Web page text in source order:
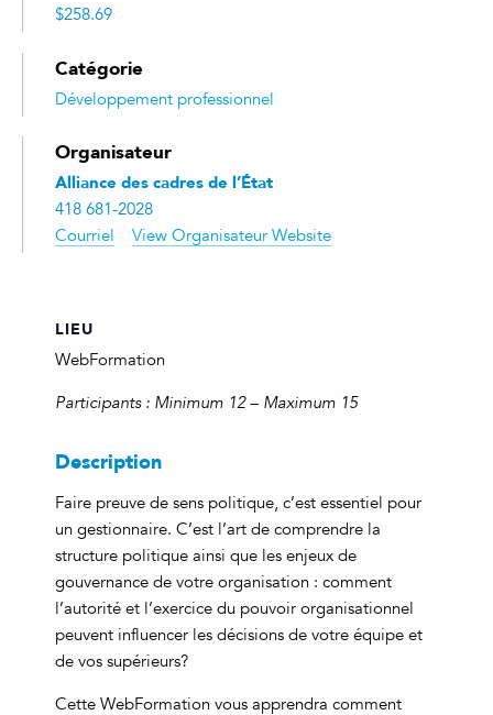
$258.69
Catégorie
Développement professionnel
Organisateur
Alliance des cadres de l’État
418 681-2028
Courriel
View Organisateur Website
LIEU
WebFormation
Participants : Minimum 12 – Maximum 15
Description
Faire preuve de sens politique, c’est essentiel pour
un gestionnaire. C’est l’art de comprendre la
structure politique ainsi que les enjeux de
gouvernance de votre organisation : comment
l’autorité et l’exercice du pouvoir organisationnel
peuvent influencer les décisions de votre équipe et
de vos supérieurs?
Cette WebFormation vous apprendra comment